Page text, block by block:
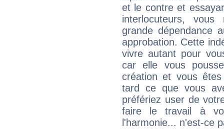
et le contre et
interlocuteurs,
grande dépendance
approbation. Cette
vivre autant pour
car elle vous
création et vous
tard ce que vous
préfériez user de
faire le travail à
l'harmonie... n'est-ce